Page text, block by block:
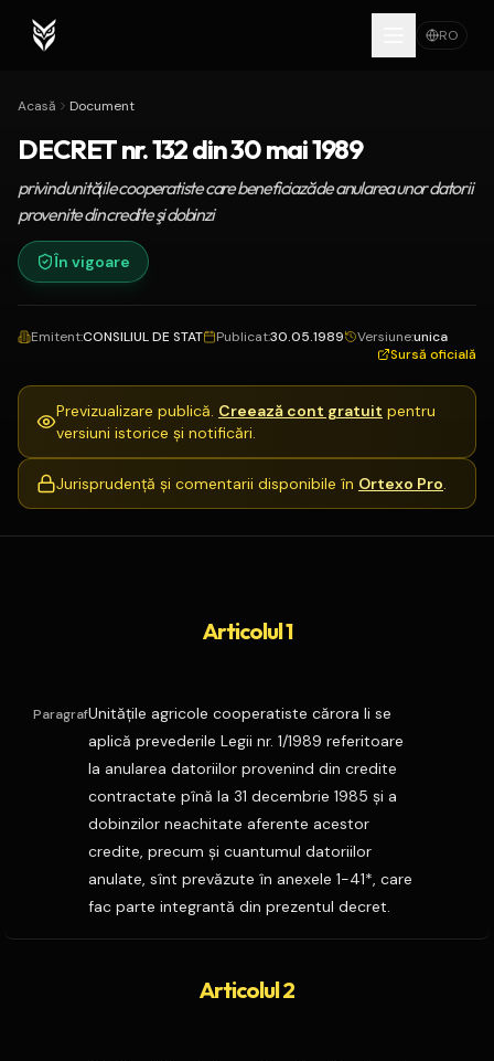
RO
Acasă Document
DECRET nr. 132 din 30 mai 1989
privind unităţile cooperatiste care beneficiază de anularea unor datorii
provenite din credite şi dobinzi
În vigoare
Emitent:CONSILIUL DE STAT Publicat:30.05.1989 Versiune:unica
Sursă oficială
Previzualizare publică. Creează cont gratuit pentru
versiuni istorice și notificări.
Jurisprudență și comentarii disponibile în Ortexo Pro.
Articolul 1
ParagrafUnităţile agricole cooperatiste cărora li se
aplică prevederile Legii nr. 1/1989 referitoare
la anularea datoriilor provenind din credite
contractate pînă la 31 decembrie 1985 şi a
dobinzilor neachitate aferente acestor
credite, precum şi cuantumul datoriilor
anulate, sînt prevăzute în anexele 1-41*, care
fac parte integrantă din prezentul decret.
Articolul 2